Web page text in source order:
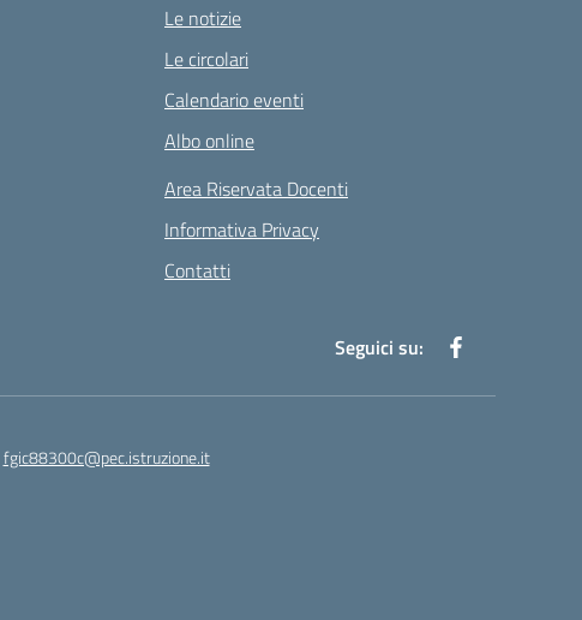
Le notizie
Le circolari
Calendario eventi
Albo online
Area Riservata Docenti
Informativa Privacy
Contatti
Seguici su:
fgic88300c@pec.istruzione.it